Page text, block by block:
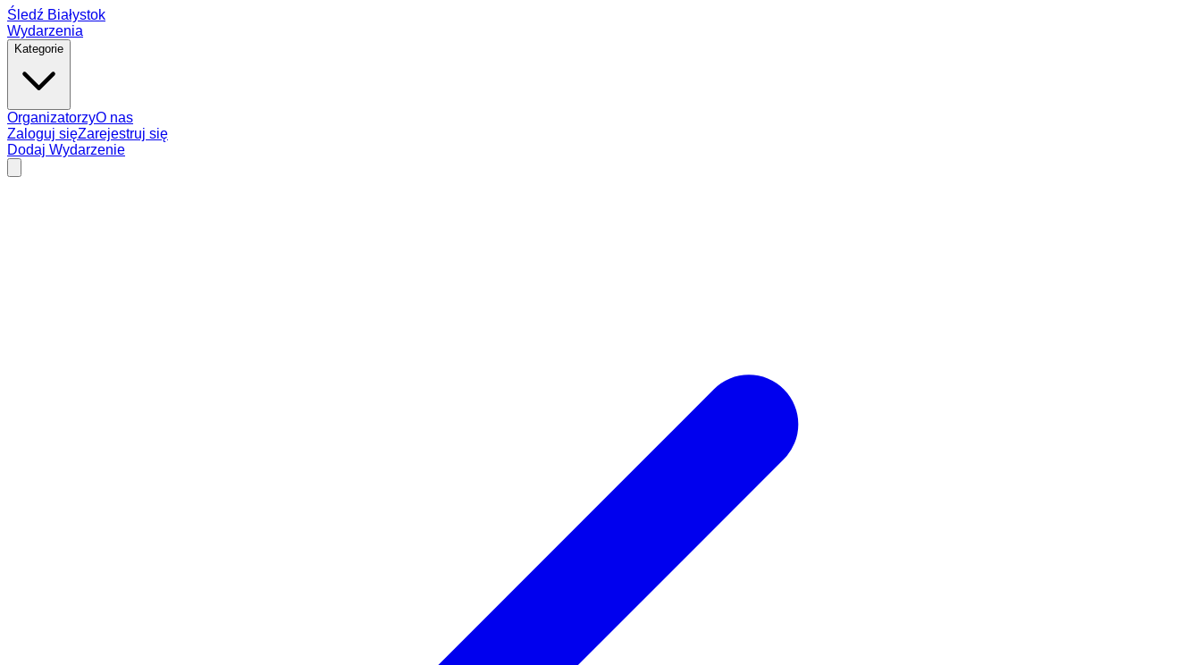
Śledź Białystok
Wydarzenia
Kategorie
OrganizatorzyO nas
Zaloguj sięZarejestruj się
Dodaj Wydarzenie